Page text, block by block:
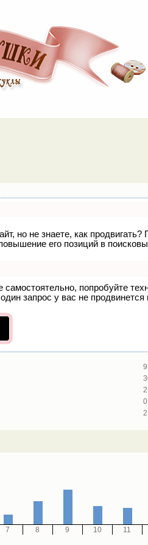
но не знаете, как
его позиций в
попробуйте
запрос у вас не продвинется
7 8 9 10 11